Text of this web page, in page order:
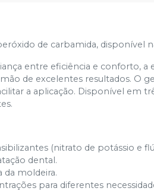
de carbamida, disponível
entre eficiência e conforto,
de excelentes resultados. O
a aplicação. Disponível em
(nitrato de potássio e
dental.
da moldeira.
para diferentes